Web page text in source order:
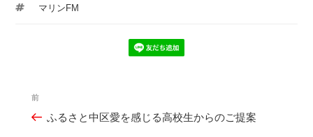
ゴ
タ
マリンFM
過
去
前
ふるさと中区愛を感じる高校生からのご提案